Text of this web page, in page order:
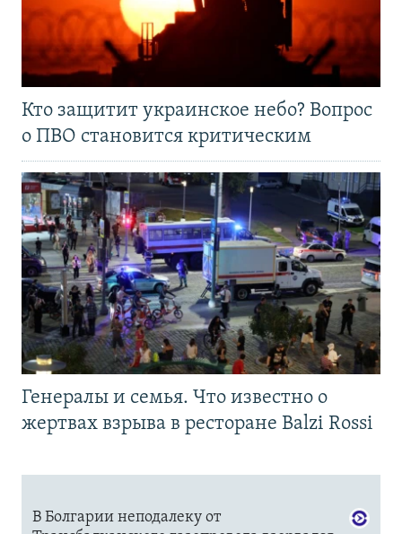
Кто защитит украинское небо? Вопрос
о ПВО становится критическим
Генералы и семья. Что известно о
жертвах взрыва в ресторане Balzi Rossi